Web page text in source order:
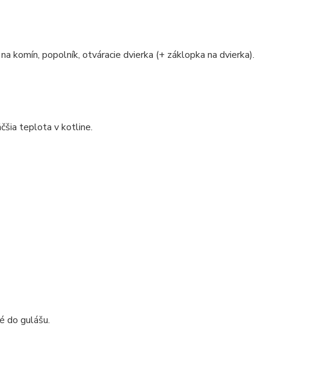
komín, popolník, otváracie dvierka (+ záklopka na dvierka).
teplota v kotline.
do gulášu.